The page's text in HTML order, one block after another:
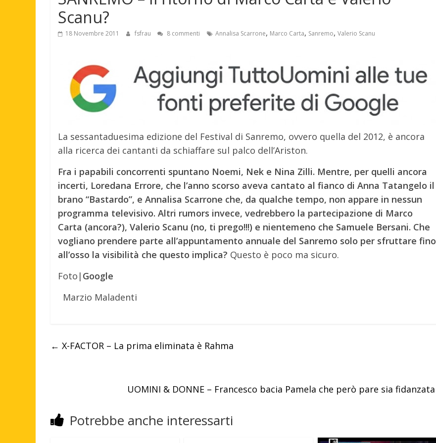
Scanu?
18 Novembre 2011 fsfrau 8 commenti Annalisa Scarrone, Marco Carta, Sanremo, Valerio Scanu
La sessantaduesima edizione del Festival di Sanremo, ovvero quella del 2012, è ancora
alla ricerca dei cantanti da schiaffare sul palco dell’Ariston.
Fra i papabili concorrenti spuntano Noemi, Nek e Nina Zilli. Mentre, per quelli ancora
incerti, Loredana Errore, che l’anno scorso aveva cantato al fianco di Anna Tatangelo il
brano “Bastardo”, e Annalisa Scarrone che, da qualche tempo, non appare in nessun
programma televisivo. Altri rumors invece, vedrebbero la partecipazione di Marco
Carta (ancora?), Valerio Scanu (no, ti prego!!!) e nientemeno che Samuele Bersani. Che
vogliano prendere parte all’appuntamento annuale del Sanremo solo per sfruttare fino
all’osso la visibilità che questo implica? Questo è poco ma sicuro.
Foto| Google
Marzio Maladenti
← X-FACTOR – La prima eliminata è Rahma
UOMINI & DONNE – Francesco bacia Pamela che però pare sia fidanzata
Potrebbe anche interessarti